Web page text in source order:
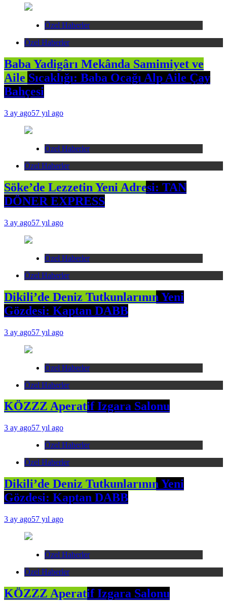
Özel Haberler
Özel Haberler
Baba Yadigârı Mekânda Samimiyet ve
Aile Sıcaklığı: Baba Ocağı Alp Aile Çay
Bahçesi
3 ay ago57 yıl ago
Özel Haberler
Özel Haberler
Söke’de Lezzetin Yeni Adresi: TAN
DÖNER EXPRESS
3 ay ago57 yıl ago
Özel Haberler
Özel Haberler
Dikili’de Deniz Tutkunlarının Yeni
Gözdesi: Kaptan DABB
3 ay ago57 yıl ago
Özel Haberler
Özel Haberler
KÖZZZ Aperatif Izgara Salonu
3 ay ago57 yıl ago
Özel Haberler
Özel Haberler
Dikili’de Deniz Tutkunlarının Yeni
Gözdesi: Kaptan DABB
3 ay ago57 yıl ago
Özel Haberler
Özel Haberler
KÖZZZ Aperatif Izgara Salonu